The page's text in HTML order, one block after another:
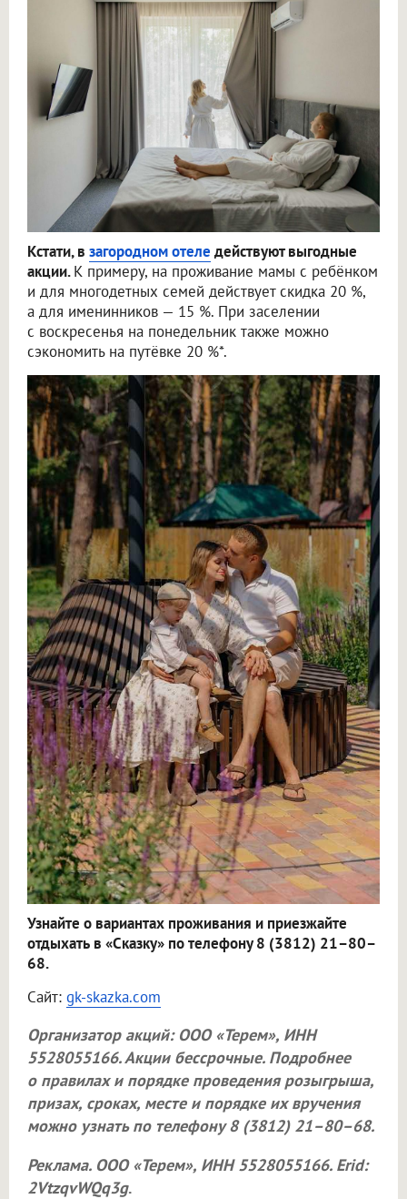
Кстати, в загородном отеле действуют выгодные
акции.К примеру, на проживание мамы с ребёнком
и для многодетных семей действует скидка 20 %,
а для именинников — 15 %. При заселении
с воскресенья на понедельник также можно
сэкономить на путёвке 20 %*.
Узнайте о вариантах проживания и приезжайте
отдыхать в «Сказку» по телефону 8 (3812) 21–80–
68.
Сайт: gk-skazka.com
Организатор акций: ООО «Терем», ИНН
5528055166. Акции бессрочные. Подробнее
о правилах и порядке проведения розыгрыша,
призах, сроках, месте и порядке их вручения
можно узнать по телефону 8 (3812) 21–80–68.
Реклама. ООО «Терем», ИНН 5528055166. Erid:
2VtzqvWQq3g.